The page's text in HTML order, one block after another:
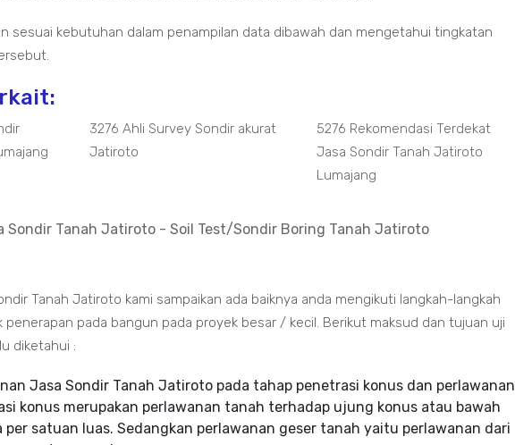
sesuai kebutuhan dalam penampilan data dibawah dan mengetahui tingkatan
3276 Ahli Survey Sondir akurat
Jatiroto
5276 Rekomendasi Terdekat
Jasa Sondir Tanah Jatiroto
Lumajang
Sondir Tanah Jatiroto - Soil Test/Sondir Boring Tanah Jatiroto
Tanah Jatiroto kami sampaikan ada baiknya anda mengikuti langkah-langkah
pada bangun pada proyek besar / kecil. Berikut maksud dan tujuan uji
diketahui :
Jasa Sondir Tanah Jatiroto pada tahap penetrasi konus dan perlawanan
konus merupakan perlawanan tanah terhadap ujung konus atau bawah
satuan luas. Sedangkan perlawanan geser tanah yaitu perlawanan dari